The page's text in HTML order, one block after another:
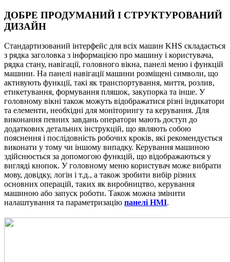
ДОБРЕ ПРОДУМАНИЙ І СТРУКТУРОВАНИЙ
ДИЗАЙН
Стандартизований інтерфейс для всіх машин KHS складається
з рядка заголовка з інформацією про машину і користувача,
рядка стану, навігації, головного вікна, панелі меню і функцій
машини. На панелі навігації машини розміщені символи, що
активують функції, такі як транспортування, миття, розлив,
етикетування, формування пляшок, закупорка та інше. У
головному вікні також можуть відображатися різні індикатори
та елементи, необхідні для моніторингу та керування. Для
виконання певних завдань оператори мають доступ до
додаткових детальних інструкцій, що являють собою
пояснення і послідовність робочих кроків, які рекомендується
виконати у тому чи іншому випадку. Керування машиною
здійснюється за допомогою функцій, що відображаються у
вигляді кнопок. У головному меню користувач може вибрати
мову, довідку, логін і т.д., а також зробити вибір різних
основних операцій, таких як виробництво, керування
машиною або запуск роботи. Також можна змінити
налаштування та параметризацію панелі HMI.